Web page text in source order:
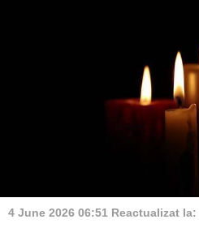
4 June 2026 06:51 Reactualizat la: